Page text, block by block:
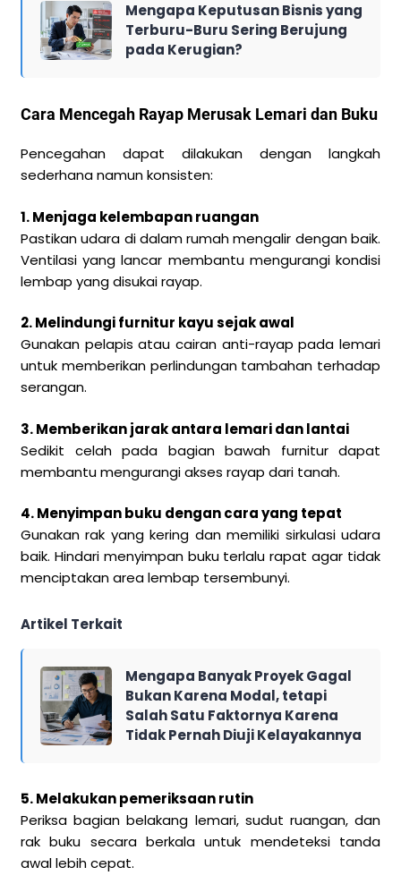
Mengapa Keputusan Bisnis yang
Terburu-Buru Sering Berujung
pada Kerugian?
Cara Mencegah Rayap Merusak Lemari dan Buku
Pencegahan dapat dilakukan dengan langkah
sederhana namun konsisten:
1. Menjaga kelembapan ruangan
Pastikan udara di dalam rumah mengalir dengan baik.
Ventilasi yang lancar membantu mengurangi kondisi
lembap yang disukai rayap.
2. Melindungi furnitur kayu sejak awal
Gunakan pelapis atau cairan anti-rayap pada lemari
untuk memberikan perlindungan tambahan terhadap
serangan.
3. Memberikan jarak antara lemari dan lantai
Sedikit celah pada bagian bawah furnitur dapat
membantu mengurangi akses rayap dari tanah.
4. Menyimpan buku dengan cara yang tepat
Gunakan rak yang kering dan memiliki sirkulasi udara
baik. Hindari menyimpan buku terlalu rapat agar tidak
menciptakan area lembap tersembunyi.
Artikel Terkait
Mengapa Banyak Proyek Gagal
Bukan Karena Modal, tetapi
Salah Satu Faktornya Karena
Tidak Pernah Diuji Kelayakannya
5. Melakukan pemeriksaan rutin
Periksa bagian belakang lemari, sudut ruangan, dan
rak buku secara berkala untuk mendeteksi tanda
awal lebih cepat.